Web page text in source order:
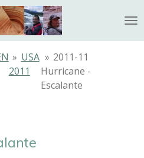
» USA
2011
» 2011-11
Hurricane -
Escalante